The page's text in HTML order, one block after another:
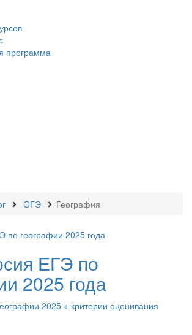
программа
ОГЭ География
ЕГЭ по
2025 года
2025 + критерии оценивания